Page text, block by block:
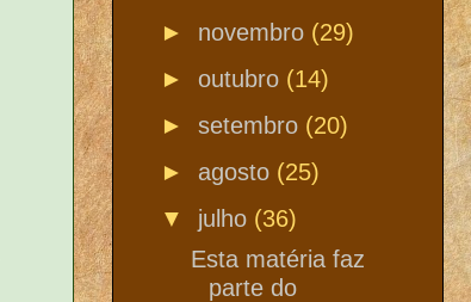
► novembro (29)
► outubro (14)
► setembro (20)
► agosto (25)
▼ julho (36)
Esta matéria faz
parte do